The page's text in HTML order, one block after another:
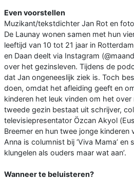
Even voorstellen
Muzikant/tekstdichter Jan Rot en
De Launay wonen samen met hun
leeftijd van 10 tot 21 jaar in
en Daan deelt via Instagram
over het gezinsleven. Tijdens de
dat Jan ongeneeslijk ziek is. Toch
doen, omdat het afleiding geeft en
kinderen het leuk vinden om het
tweede gezin bestaat uit schrijver,
televisiepresentator Özcan Akyol
Breemer en hun twee jonge kinderen
Anna is columnist bij ‘Viva Mama’ en
klungelen als ouders maar wat aan’.
Wanneer te beluisteren?